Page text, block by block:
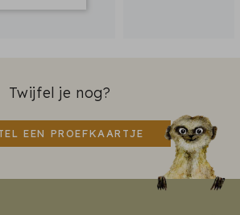
Twijfel je nog?
EEN PROEFKAARTJE